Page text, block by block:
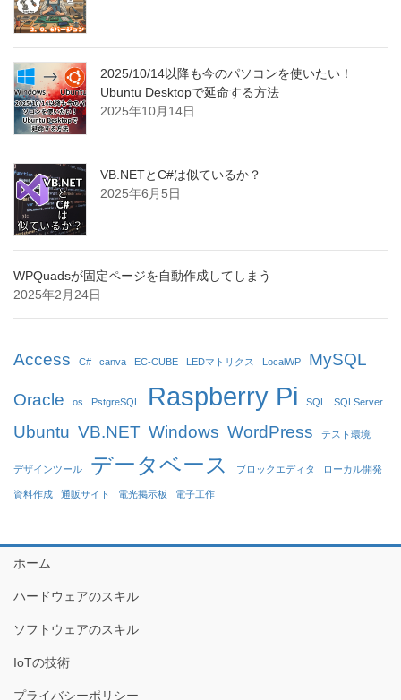
2025/10/14以降も今のパソコンを使いたい！
Ubuntu Desktopで延命する方法
2025年10月14日
VB.NETとC#は似ているか？
2025年6月5日
WPQuadsが固定ページを自動作成してしまう
2025年2月24日
Access C# canva EC-CUBE LEDマトリクス LocalWP MySQL
Oracle os PstgreSQL Raspberry Pi SQL SQLServer
Ubuntu VB.NET Windows WordPress テスト環境
デザインツール データベース ブロックエディタ ローカル開発
資料作成 通販サイト 電光掲示板 電子工作
ホーム
ハードウェアのスキル
ソフトウェアのスキル
IoTの技術
プライバシーポリシー